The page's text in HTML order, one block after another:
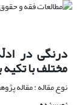
درنگی در
مختلف با
نوع مقاله : مقاله